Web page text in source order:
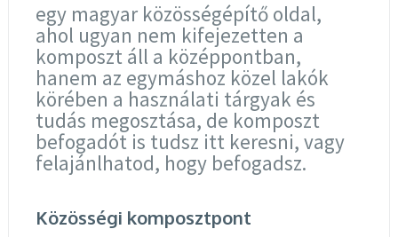
egy magyar közösségépítő oldal,
ahol ugyan nem kifejezetten a
komposzt áll a középpontban,
hanem az egymáshoz közel lakók
körében a használati tárgyak és
tudás megosztása, de komposzt
befogadót is tudsz itt keresni, vagy
felajánlhatod, hogy befogadsz.
Közösségi komposztpont